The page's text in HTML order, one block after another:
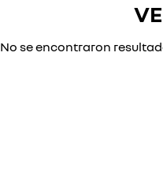
No se encontraron